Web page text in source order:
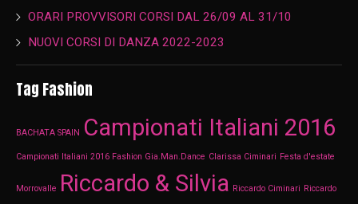
ORARI PROVVISORI CORSI DAL 26/09 AL 31/10
NUOVI CORSI DI DANZA 2022-2023
Tag Fashion
BACHATA SPAIN Campionati Italiani 2016
Campionati Italiani 2016 Fashion Gia.Man.Dance Clarissa Ciminari Festa d'estate
Morrovalle Riccardo & Silvia Riccardo Ciminari Riccardo